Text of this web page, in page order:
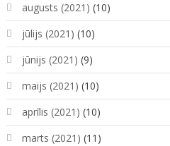
augusts (2021) (10)
jūlijs (2021) (10)
jūnijs (2021) (9)
maijs (2021) (10)
aprīlis (2021) (10)
marts (2021) (11)